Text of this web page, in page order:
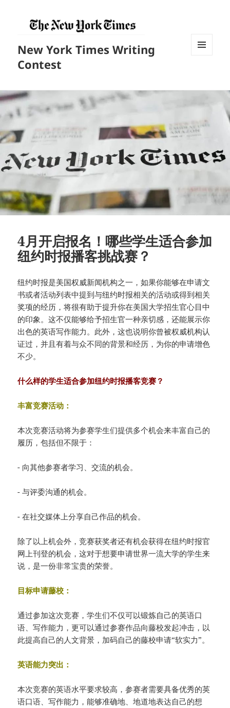
New York Times Writing
Contest
4月开启报名！哪些学生适合参加
纽约时报播客挑战赛？
纽约时报是美国权威新闻机构之一，如果你能够在申请文
书或者活动列表中提到与纽约时报相关的活动或得到相关
奖项的经历，将很有助于提升你在美国大学招生官心目中
的印象。这不仅能够给予招生官一种亲切感，还能展示你
出色的英语写作能力。此外，这也说明你曾被权威机构认
证过，并且有着与众不同的背景和经历，为你的申请增色
不少。
什么样的学生适合参加纽约时报播客竞赛？
丰富竞赛活动：
本次竞赛活动将为参赛学生们提供多个机会来丰富自己的
履历，包括但不限于：
- 向其他参赛者学习、交流的机会。
- 与评委沟通的机会。
- 在社交媒体上分享自己作品的机会。
除了以上机会外，竞赛获奖者还有机会获得在纽约时报官
网上刊登的机会，这对于想要申请世界一流大学的学生来
说，是一份非常宝贵的荣誉。
目标申请藤校：
通过参加这次竞赛，学生们不仅可以锻炼自己的英语口
语、写作能力，更可以通过参赛作品向藤校发起冲击，以
此提高自己的人文背景，加码自己的藤校申请“软实力”。
英语能力突出：
本次竞赛的英语水平要求较高，参赛者需要具备优秀的英
语口语、写作能力，能够准确地、地道地表达自己的想